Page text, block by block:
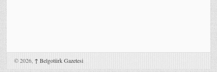
© 2026, ↑ Belgotürk Gazetesi